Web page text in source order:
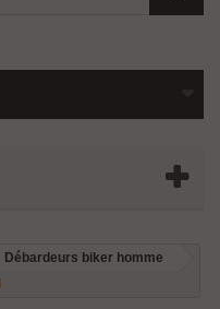
Débardeurs biker homme